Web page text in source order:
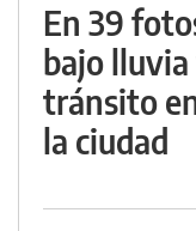
En 39
bajo lluvia
tránsito
la ciudad